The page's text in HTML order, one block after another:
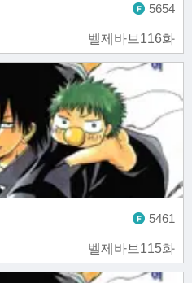
벨제바브116화
5654
벨제바브115화
5461